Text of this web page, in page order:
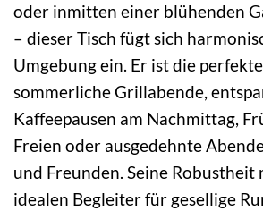
oder inmitten einer blühenden
– dieser Tisch fügt sich
Umgebung ein. Er ist die
sommerliche Grillabende,
Kaffeepausen am Nachmittag,
Freien oder ausgedehnte
und Freunden. Seine Robustheit
idealen Begleiter für gesellige